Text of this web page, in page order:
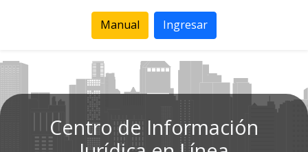
Manual Ingresar
Centro de Información